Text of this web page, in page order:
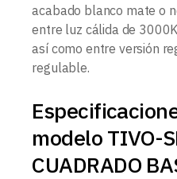
acabado blanco mate o
entre luz cálida de
así como entre versión
regulable.
modelo TIVO-
CUADRADO